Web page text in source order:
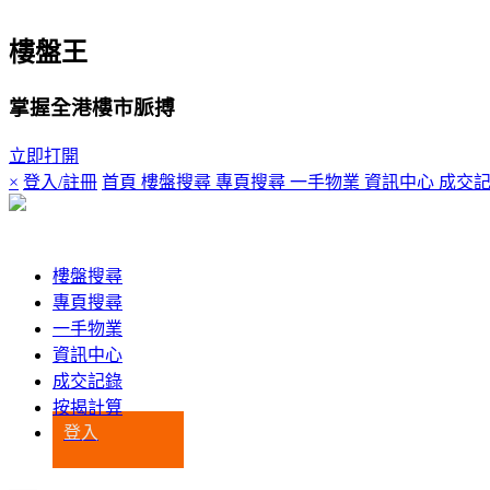
樓盤王
掌握全港樓市脈搏
立即打開
× 登入/註冊 首頁 樓盤搜尋 專頁搜尋 一手物業 資訊中心 成交
樓盤搜尋
專頁搜尋
一手物業
資訊中心
成交記錄
按揭計算
登入